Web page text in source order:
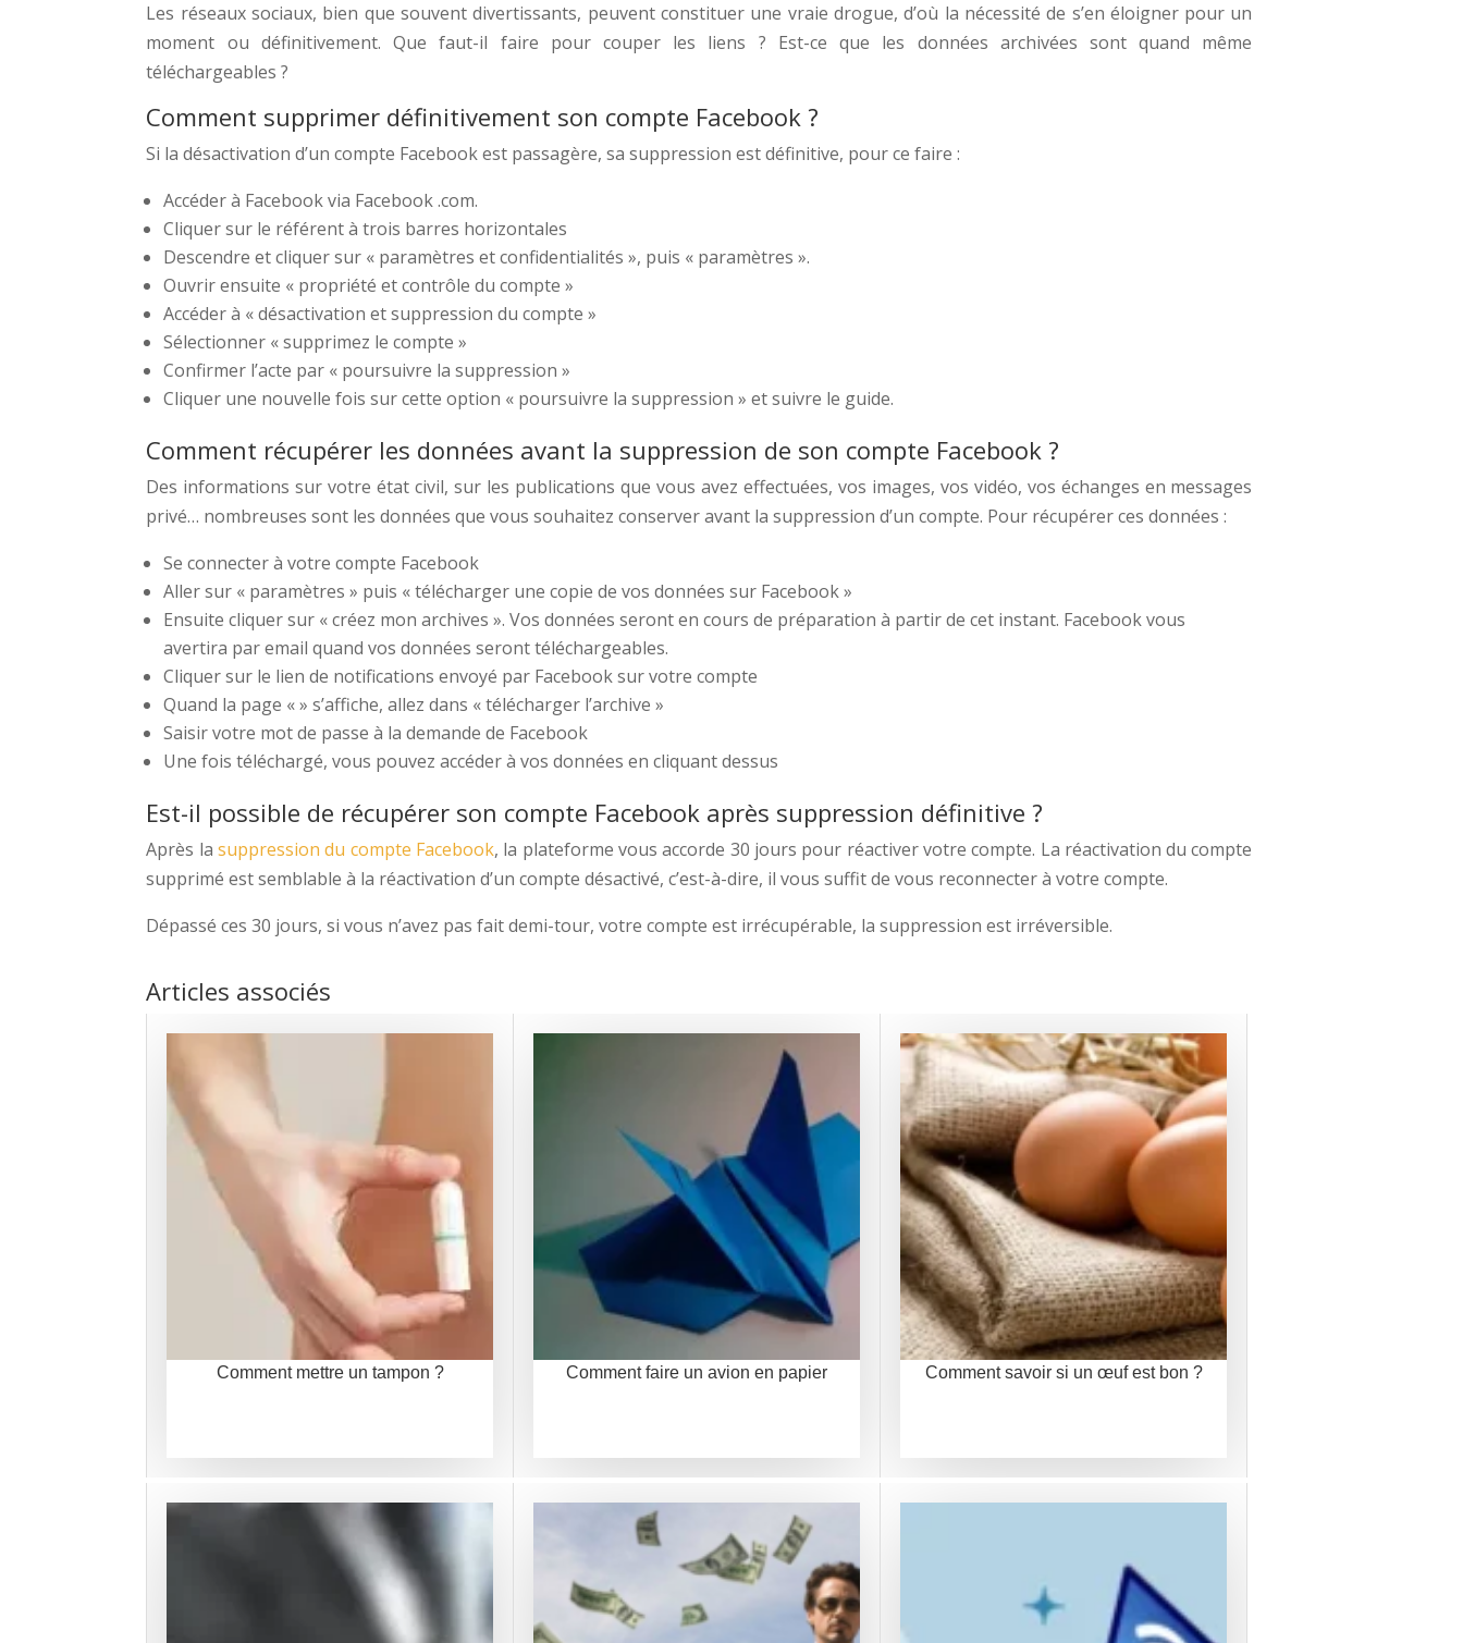
Les réseaux sociaux, bien que souvent divertissants, peuvent constituer une vraie drogue, d’où la nécessité de s’en éloigner pour un
moment ou définitivement. Que faut-il faire pour couper les liens ? Est-ce que les données archivées sont quand même
téléchargeables ?
Comment supprimer définitivement son compte Facebook ?
Si la désactivation d’un compte Facebook est passagère, sa suppression est définitive, pour ce faire :
Accéder à Facebook via Facebook .com.
Cliquer sur le référent à trois barres horizontales
Descendre et cliquer sur « paramètres et confidentialités », puis « paramètres ».
Ouvrir ensuite « propriété et contrôle du compte »
Accéder à « désactivation et suppression du compte »
Sélectionner « supprimez le compte »
Confirmer l’acte par « poursuivre la suppression »
Cliquer une nouvelle fois sur cette option « poursuivre la suppression » et suivre le guide.
Comment récupérer les données avant la suppression de son compte Facebook ?
Des informations sur votre état civil, sur les publications que vous avez effectuées, vos images, vos vidéo, vos échanges en messages
privé… nombreuses sont les données que vous souhaitez conserver avant la suppression d’un compte. Pour récupérer ces données :
Se connecter à votre compte Facebook
Aller sur « paramètres » puis « télécharger une copie de vos données sur Facebook »
Ensuite cliquer sur « créez mon archives ». Vos données seront en cours de préparation à partir de cet instant. Facebook vous
avertira par email quand vos données seront téléchargeables.
Cliquer sur le lien de notifications envoyé par Facebook sur votre compte
Quand la page « » s’affiche, allez dans « télécharger l’archive »
Saisir votre mot de passe à la demande de Facebook
Une fois téléchargé, vous pouvez accéder à vos données en cliquant dessus
Est-il possible de récupérer son compte Facebook après suppression définitive ?
Après lasuppression du compte Facebook, la plateforme vous accorde 30 jours pour réactiver votre compte. La réactivation du compte
supprimé est semblable à la réactivation d’un compte désactivé, c’est-à-dire, il vous suffit de vous reconnecter à votre compte.
Dépassé ces 30 jours, si vous n’avez pas fait demi-tour, votre compte est irrécupérable, la suppression est irréversible.
Articles associés
Comment mettre un tampon ? Comment faire un avion en papier Comment savoir si un œuf est bon ?